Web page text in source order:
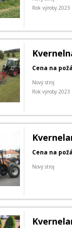
Rok výroby 2023
Cena na
Nový stroj
Rok výroby 2023
Cena na
Nový stroj